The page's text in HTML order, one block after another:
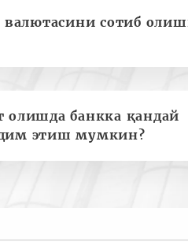
валютасини сотиб
олишда банкка қандай
этиш мумкин?